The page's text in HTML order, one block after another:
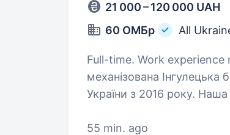
21 000 – 120 000 UAH
60 ОМБр
All
Full-time. Work experience more than 1
механізована Інгулецька
України з 2016 року.
55 min. ago